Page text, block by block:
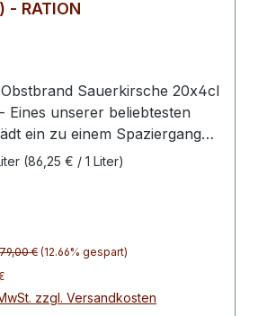
- RATION
Eines unserer beliebtesten
ein zu einem Spaziergang
hocharomatische
dem besonderen Aroma
strengen Auslese
Angebaut werdend die
für unseren Obstbrand in
(86,25 € / 1 Liter)
Regulärer Preis:
79,00 € (12.66% gespart)
zzgl. Versandkosten